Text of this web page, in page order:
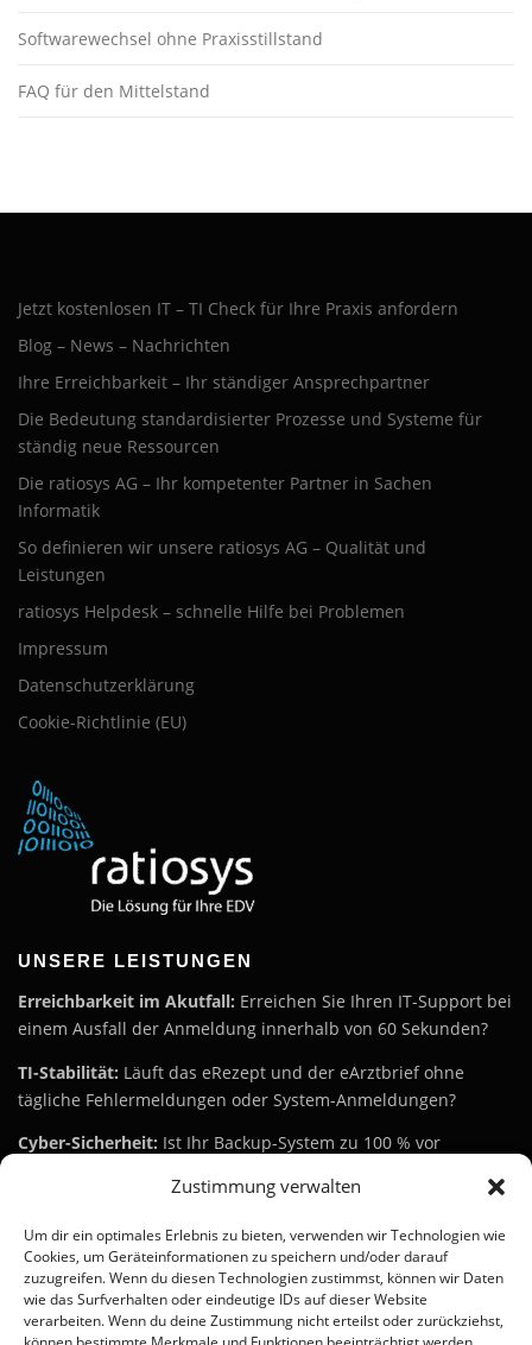
Zustimmung verwalten
Um dir ein optimales Erlebnis zu bieten, verwenden wir Technologien wie
Cookies, um Geräteinformationen zu speichern und/oder darauf
zuzugreifen. Wenn du diesen Technologien zustimmst, können wir Daten
wie das Surfverhalten oder eindeutige IDs auf dieser Website
verarbeiten. Wenn du deine Zustimmung nicht erteilst oder zurückziehst,
Softwarewechsel ohne Praxisstillstand
FAQ für den Mittelstand
Jetzt kostenlosen IT – TI Check für Ihre Praxis anfordern
Blog – News – Nachrichten
Ihre Erreichbarkeit – Ihr ständiger Ansprechpartner
Die Bedeutung standardisierter Prozesse und Systeme für
ständig neue Ressourcen
Die ratiosys AG – Ihr kompetenter Partner in Sachen
Informatik
So definieren wir unsere ratiosys AG – Qualität und
Leistungen
ratiosys Helpdesk – schnelle Hilfe bei Problemen
Impressum
Datenschutzerklärung
Cookie-Richtlinie (EU)
UNSERE LEISTUNGEN
Erreichbarkeit im Akutfall: Erreichen Sie Ihren IT-Support bei
einem Ausfall der Anmeldung innerhalb von 60 Sekunden?
TI-Stabilität: Läuft das eRezept und der eArztbrief ohne
tägliche Fehlermeldungen oder System-Anmeldungen?
Cyber-Sicherheit: Ist Ihr Backup-System zu 100 % vor
im Ernstfall innerhalb von 2 Stunden wieder arbeitsfähig
Kostentransparenz:Sind Ihre monatlichen IT-
Wartungsgebühren fix, oder steigen die Kosten bei jeder
kleinen Anpassung oder jedem Update?